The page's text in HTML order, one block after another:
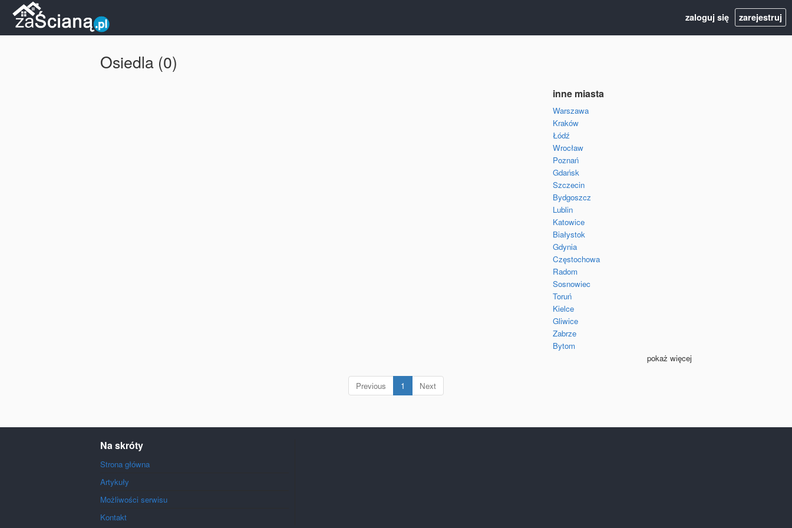
zaloguj się zarejestruj
Osiedla (0)
inne miasta
Warszawa
Kraków
Łódź
Wrocław
Poznań
Gdańsk
Szczecin
Bydgoszcz
Lublin
Katowice
Białystok
Gdynia
Częstochowa
Radom
Sosnowiec
Toruń
Kielce
Gliwice
Zabrze
Bytom
pokaż więcej
Previous 1 (current)
Next
Na skróty
Strona główna
Artykuły
Możliwości serwisu
Kontakt